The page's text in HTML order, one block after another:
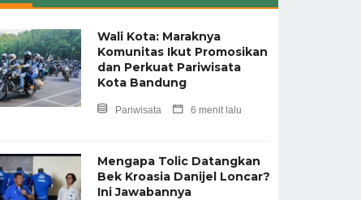
Wali Kota: Maraknya
Komunitas Ikut Promosikan
dan Perkuat Pariwisata
Kota Bandung
Pariwisata 6 menit lalu
Mengapa Tolic Datangkan
Bek Kroasia Danijel Loncar?
Ini Jawabannya